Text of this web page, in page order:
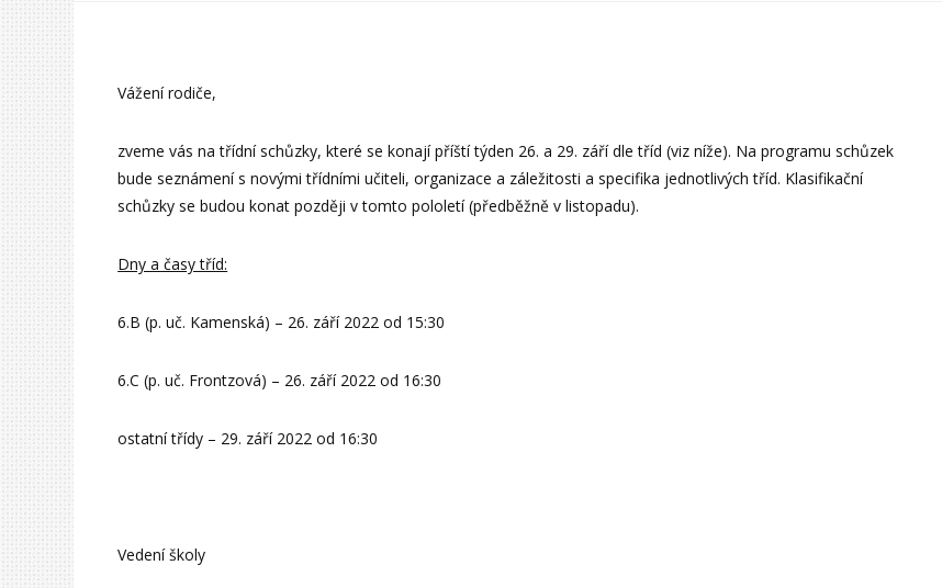
Vážení rodiče,
zveme vás na třídní schůzky, které se konají příští týden 26. a 29. září dle tříd (viz níže). Na programu schůzek
bude seznámení s novými třídními učiteli, organizace a záležitosti a specifika jednotlivých tříd. Klasifikační
schůzky se budou konat později v tomto pololetí (předběžně v listopadu).
Dny a časy tříd:
6.B (p. uč. Kamenská) – 26. září 2022 od 15:30
6.C (p. uč. Frontzová) – 26. září 2022 od 16:30
ostatní třídy – 29. září 2022 od 16:30
Vedení školy